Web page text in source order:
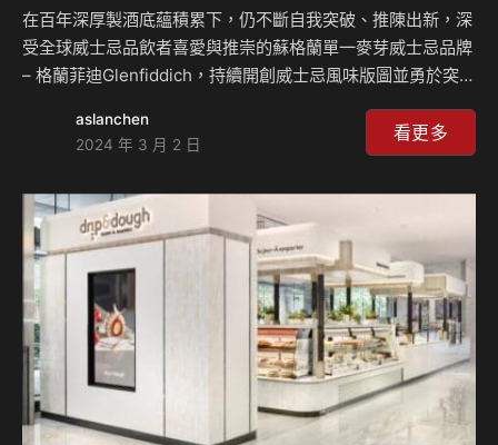
在百年深厚製酒底蘊積累下，仍不斷自我突破、推陳出新，深
受全球威士忌品飲者喜愛與推崇的蘇格蘭單一麥芽威士忌品牌
– 格蘭菲迪Glenfiddich，持續開創威士忌風味版圖並勇於突破
威士忌框架，以「格蘭菲迪18年新．雪莉單一麥芽威士忌」呈
現有別以往的新趨勢、新風味與新用桶結構思維，一舉寫下台
品味情境，格蘭菲迪跨界與無數獎項加持的台灣首個沉浸餐飲
IP團隊「驚喜製造」共同推出《無光晚餐》x格蘭菲迪-全新第
八號菜單。 打造前所未有的威士忌品飲情境，讓賓客身處無
光環境中，實驗在失去日常過度仰賴的視覺…
aslanchen
2024 年 3 月 2 日
看更多